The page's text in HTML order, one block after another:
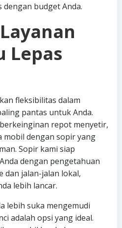
budget Anda.
Lepas
fleksibilitas dalam
pantas untuk Anda.
repot menyetir,
mobil dengan sopir yang
Sopir kami siap
dengan pengetahuan
dan jalan-jalan lokal,
lebih lancar.
lebih suka mengemudi
adalah opsi yang ideal.